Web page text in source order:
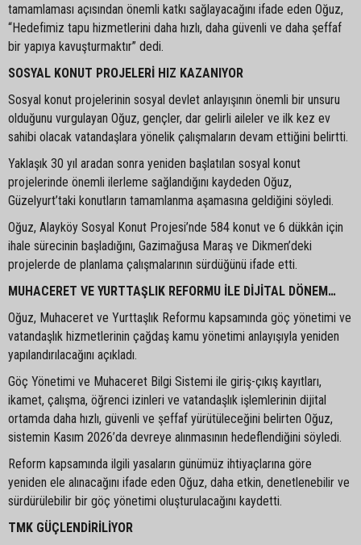
tamamlaması açısından önemli katkı sağlayacağını ifade eden Oğuz,
“Hedefimiz tapu hizmetlerini daha hızlı, daha güvenli ve daha şeffaf
bir yapıya kavuşturmaktır” dedi.
SOSYAL KONUT PROJELERİ HIZ KAZANIYOR
Sosyal konut projelerinin sosyal devlet anlayışının önemli bir unsuru
olduğunu vurgulayan Oğuz, gençler, dar gelirli aileler ve ilk kez ev
sahibi olacak vatandaşlara yönelik çalışmaların devam ettiğini belirtti.
Yaklaşık 30 yıl aradan sonra yeniden başlatılan sosyal konut
projelerinde önemli ilerleme sağlandığını kaydeden Oğuz,
Güzelyurt’taki konutların tamamlanma aşamasına geldiğini söyledi.
Oğuz, Alayköy Sosyal Konut Projesi’nde 584 konut ve 6 dükkân için
ihale sürecinin başladığını, Gazimağusa Maraş ve Dikmen’deki
projelerde de planlama çalışmalarının sürdüğünü ifade etti.
MUHACERET VE YURTTAŞLIK REFORMU İLE DİJİTAL DÖNEM…
Oğuz, Muhaceret ve Yurttaşlık Reformu kapsamında göç yönetimi ve
vatandaşlık hizmetlerinin çağdaş kamu yönetimi anlayışıyla yeniden
yapılandırılacağını açıkladı.
Göç Yönetimi ve Muhaceret Bilgi Sistemi ile giriş-çıkış kayıtları,
ikamet, çalışma, öğrenci izinleri ve vatandaşlık işlemlerinin dijital
ortamda daha hızlı, güvenli ve şeffaf yürütüleceğini belirten Oğuz,
sistemin Kasım 2026’da devreye alınmasının hedeflendiğini söyledi.
Reform kapsamında ilgili yasaların günümüz ihtiyaçlarına göre
yeniden ele alınacağını ifade eden Oğuz, daha etkin, denetlenebilir ve
sürdürülebilir bir göç yönetimi oluşturulacağını kaydetti.
TMK GÜÇLENDİRİLİYOR